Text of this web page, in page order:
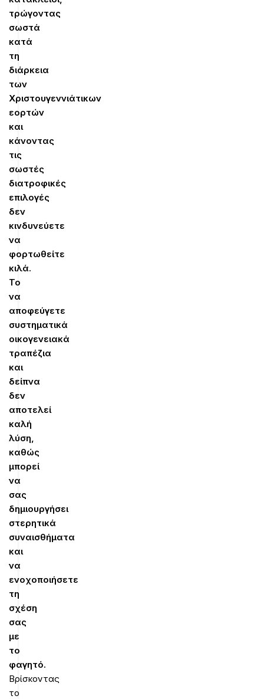
τρώγοντας
σωστά
κατά
τη
διάρκεια
των
Χριστουγεννιάτικων
εορτών
και
κάνοντας
τις
σωστές
διατροφικές
επιλογές
δεν
κινδυνεύετε
να
φορτωθείτε
κιλά.
Το
να
αποφεύγετε
συστηματικά
οικογενειακά
τραπέζια
και
δείπνα
δεν
αποτελεί
καλή
λύση,
καθώς
μπορεί
να
σας
δημιουργήσει
στερητικά
συναισθήματα
και
να
ενοχοποιήσετε
τη
σχέση
σας
με
το
φαγητό.
Βρίσκοντας
το